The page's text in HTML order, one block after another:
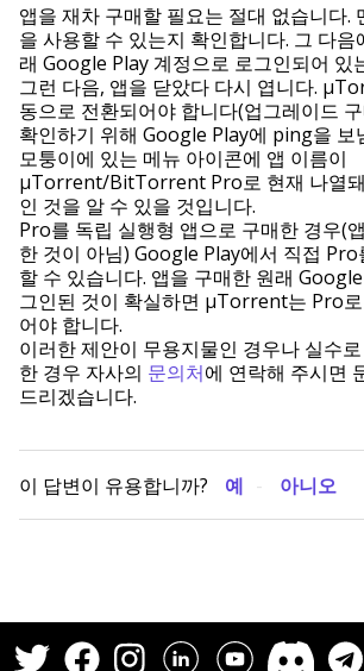
앱을 재차 구매할 필요는 절대 없습니다.
을 사용할 수 있는지 확인합니다. 그 다음
래 Google Play 계정으로 로그인되어 있
그런 다음, 앱을 닫았다 다시 엽니다.
동으로 전환되어야 합니다(업그레이드
확인하기 위해 Google Play에 ping을 보
모퉁이에 있는 메뉴 아이콘에 앱 이름이
µTorrent/BitTorrent Pro로 현재 나열
인 것을 알 수 있을 것입니다.
Pro를 독립 실행형 앱으로 구매한 경우(
한 것이 아님) Google Play에서 직접 Pro
할 수 있습니다. 앱을 구매한 원래
그인된 것이 확실하면 µTorrent는 Pro
어야 합니다.
이러한 제안이 무용지물인 경우나 실수
한 경우 자사의 문의처에 연락해 주시면
드리겠습니다.
이 답변이 유용합니까? 예 아니오